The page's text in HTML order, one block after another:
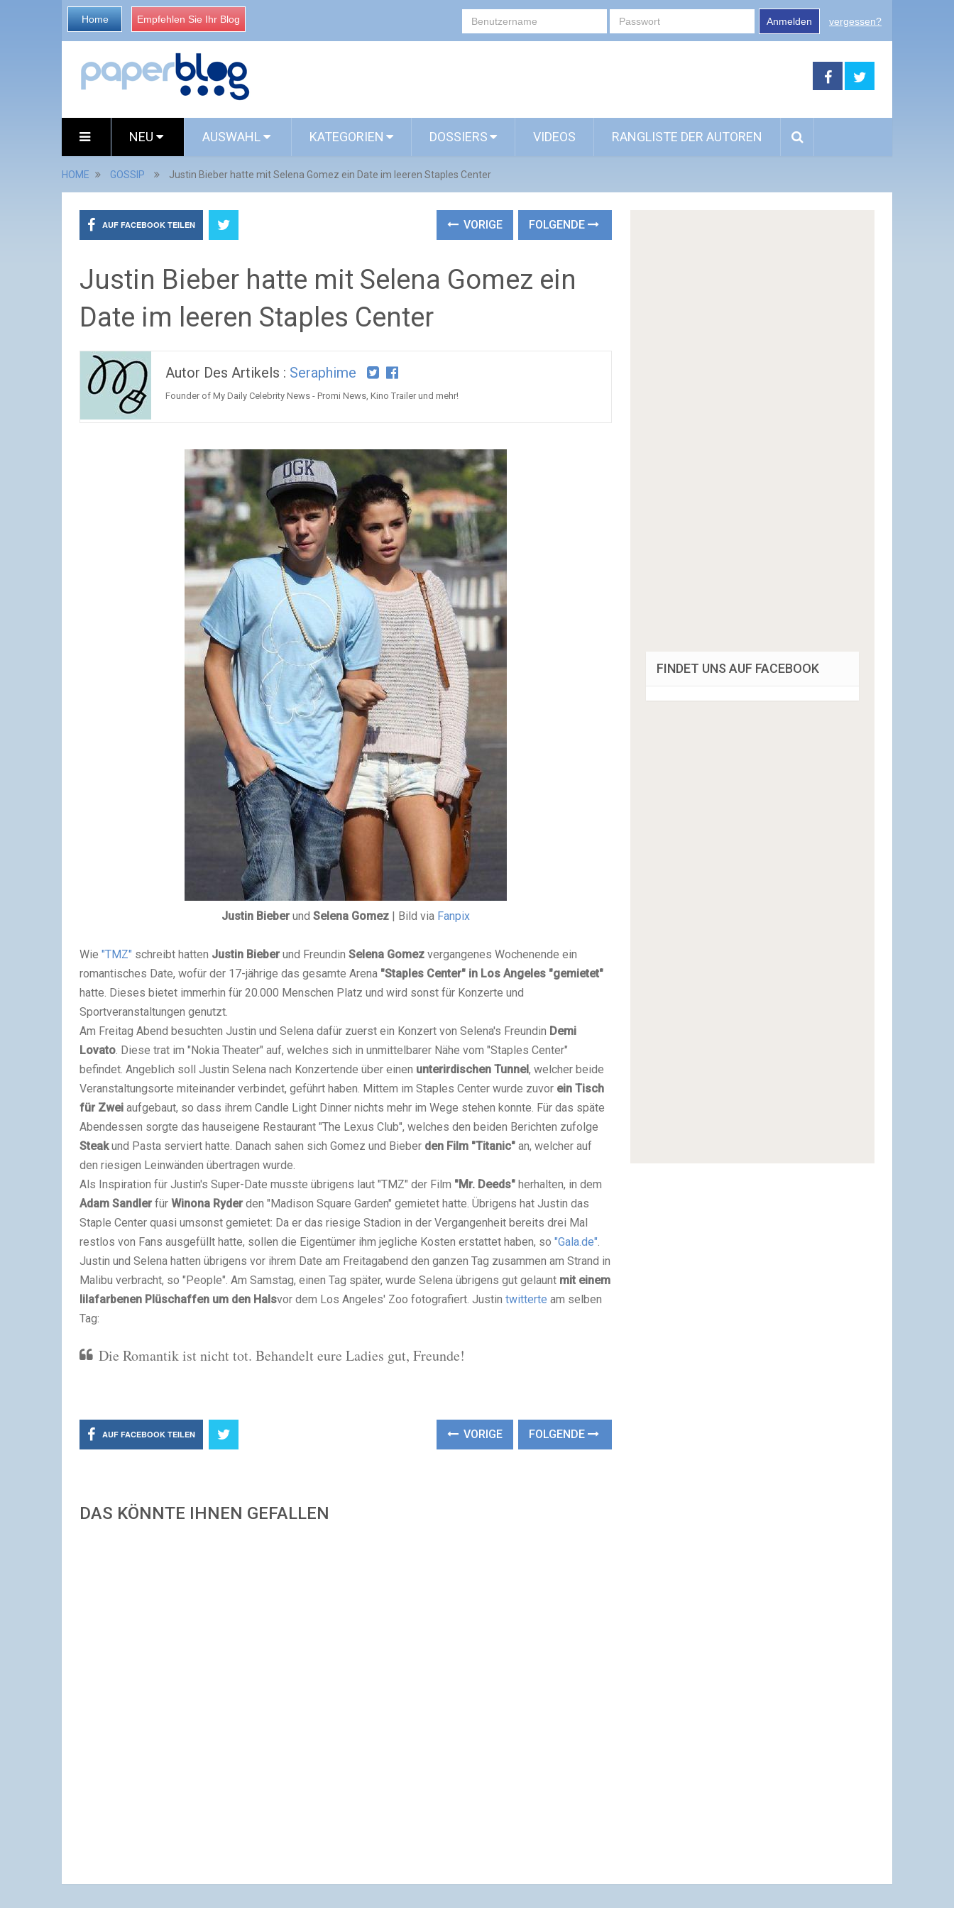
Home Empfehlen Sie Ihr Blog Anmelden vergessen?
NEU AUSWAHL KATEGORIEN DOSSIERS VIDEOS RANGLISTE DER AUTOREN
HOME GOSSIP Justin Bieber hatte mit Selena Gomez ein Date im leeren Staples Center
AUF FACEBOOK TEILEN VORIGE FOLGENDE
Justin Bieber hatte mit Selena Gomez ein
Date im leeren Staples Center
Autor Des Artikels : Seraphime
Founder of My Daily Celebrity News - Promi News, Kino Trailer und mehr!
Justin Bieber undSelena Gomez | Bild via Fanpix
Wie "TMZ" schreibt hatten Justin Bieber und Freundin Selena Gomez vergangenes Wochenende ein
romantisches Date, wofür der 17-jährige das gesamte Arena "Staples Center" in Los Angeles "gemietet"
hatte. Dieses bietet immerhin für 20.000 Menschen Platz und wird sonst für Konzerte und
Sportveranstaltungen genutzt.
Am Freitag Abend besuchten Justin und Selena dafür zuerst ein Konzert von Selena's Freundin Demi
Lovato. Diese trat im "Nokia Theater" auf, welches sich in unmittelbarer Nähe vom "Staples Center"
befindet. Angeblich soll Justin Selena nach Konzertende über einen unterirdischen Tunnel, welcher beide
Veranstaltungsorte miteinander verbindet, geführt haben. Mittem im Staples Center wurde zuvor ein Tisch
für Zwei aufgebaut, so dass ihrem Candle Light Dinner nichts mehr im Wege stehen konnte. Für das späte
Abendessen sorgte das hauseigene Restaurant "The Lexus Club", welches den beiden Berichten zufolge
Steakund Pasta serviert hatte. Danach sahen sich Gomez und Bieber den Film "Titanic" an, welcher auf
den riesigen Leinwänden übertragen wurde.
Als Inspiration für Justin's Super-Date musste übrigens laut "TMZ" der Film "Mr. Deeds" herhalten, in dem
Adam Sandler für Winona Ryder den "Madison Square Garden" gemietet hatte. Übrigens hat Justin das
Staple Center quasi umsonst gemietet: Da er das riesige Stadion in der Vergangenheit bereits drei Mal
restlos von Fans ausgefüllt hatte, sollen die Eigentümer ihm jegliche Kosten erstattet haben, so "Gala.de".
Justin und Selena hatten übrigens vor ihrem Date am Freitagabend den ganzen Tag zusammen am Strand in
Malibu verbracht, so "People". Am Samstag, einen Tag später, wurde Selena übrigens gut gelaunt mit einem
lilafarbenen Plüschaffen um den Halsvor dem Los Angeles' Zoo fotografiert. Justin twitterte am selben
Tag:
Die Romantik ist nicht tot. Behandelt eure Ladies gut, Freunde!
AUF FACEBOOK TEILEN VORIGE FOLGENDE
DAS KÖNNTE IHNEN GEFALLEN
FINDET UNS AUF FACEBOOK